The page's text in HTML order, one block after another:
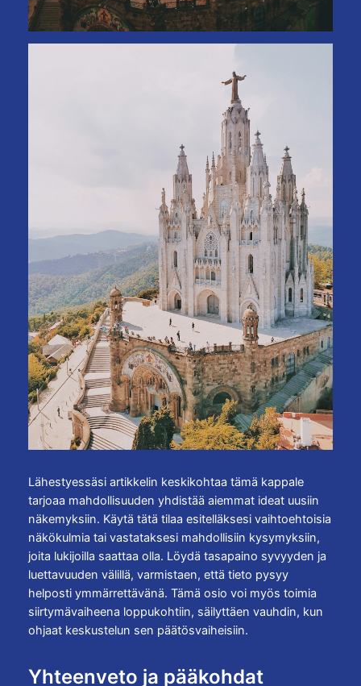
Lähestyessäsi artikkelin keskikohtaa tämä kappale
tarjoaa mahdollisuuden yhdistää aiemmat ideat uusiin
näkemyksiin. Käytä tätä tilaa esitelläksesi vaihtoehtoisia
näkökulmia tai vastataksesi mahdollisiin kysymyksiin,
joita lukijoilla saattaa olla. Löydä tasapaino syvyyden ja
luettavuuden välillä, varmistaen, että tieto pysyy
helposti ymmärrettävänä. Tämä osio voi myös toimia
siirtymävaiheena loppukohtiin, säilyttäen vauhdin, kun
ohjaat keskustelun sen päätösvaiheisiin.
Yhteenveto ja pääkohdat